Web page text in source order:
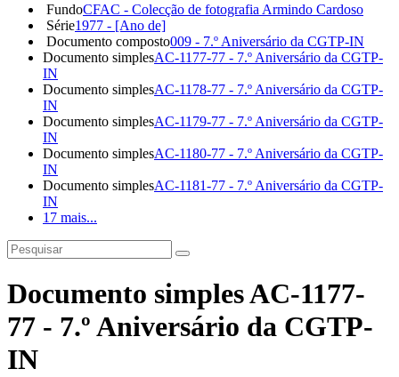
FundoCFAC - Colecção de fotografia Armindo Cardoso
Série1977 - [Ano de]
Documento composto009 - 7.º Aniversário da CGTP-IN
Documento simplesAC-1177-77 - 7.º Aniversário da CGTP-
IN
Documento simplesAC-1178-77 - 7.º Aniversário da CGTP-
IN
Documento simplesAC-1179-77 - 7.º Aniversário da CGTP-
IN
Documento simplesAC-1180-77 - 7.º Aniversário da CGTP-
IN
Documento simplesAC-1181-77 - 7.º Aniversário da CGTP-
IN
17 mais...
Documento simples AC-1177-
77 - 7.º Aniversário da CGTP-
IN